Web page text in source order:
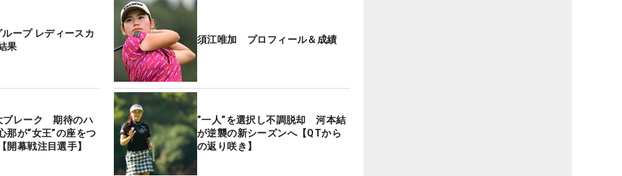
ープ レディースカ
果
須江唯加 プロフィール＆成績
ブレーク 期待のハ
那が“女王”の座をつ
開幕戦注目選手】
”一人”を選択し不調脱却 河本結
が逆襲の新シーズンへ【QTから
の返り咲き】